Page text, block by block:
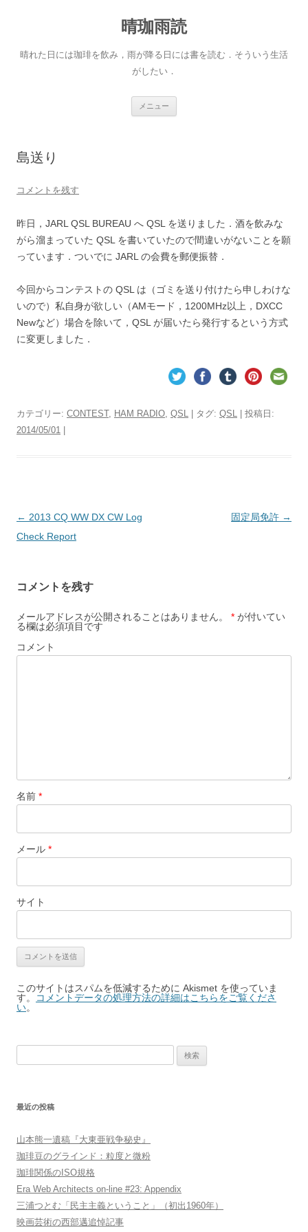
晴珈雨読
晴れた日には珈琲を飲み，雨が降る日には書を読む．そういう生活
がしたい．
メニュー
島送り
コメントを残す
昨日，JARL QSL BUREAU へ QSL を送りました．酒を飲みな
がら溜まっていた QSL を書いていたので間違いがないことを願
っています．ついでに JARL の会費を郵便振替．
今回からコンテストの QSL は（ゴミを送り付けたら申しわけな
いので）私自身が欲しい（AMモード，1200MHz以上，DXCC
Newなど）場合を除いて，QSL が届いたら発行するという方式
に変更しました．
カテゴリー: CONTEST, HAM RADIO, QSL | タグ: QSL | 投稿日:
2014/05/01
投
稿
ゲ
ー
シ
ョ
← 2013 CQ WW DX CW Log
Check Report
固定局免許 →
コメントを残す
メールアドレスが公開されることはありません。 * が付いてい
る欄は必須項目です
コメント
名前 *
メール *
サイト
このサイトはスパムを低減するために Akismet を使っていま
す。
コメントデータの処理方法の詳細はこちらをご覧くださ
い。
最近の投稿
山本熊一遺稿『大東亜戦争秘史』
珈琲豆のグラインド：粒度と微粉
珈琲関係のISO規格
Era Web Architects on-line #23: Appendix
三浦つとむ「民主主義ということ」（初出1960年）
映画芸術の西部邁追悼記事